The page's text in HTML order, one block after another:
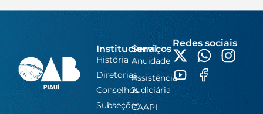
Institucional
História
Diretorias
Conselhos
Subseções
Serviços
Anuidade
Assistência
Judiciária
CAAPI
Redes sociais